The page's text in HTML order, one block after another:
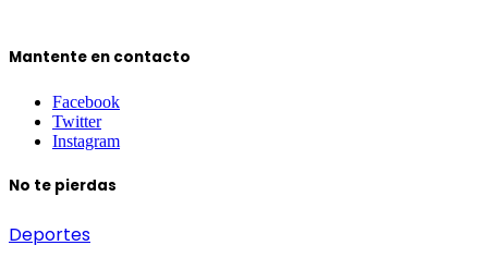
Mantente en contacto
Facebook
Twitter
Instagram
No te pierdas
Deportes